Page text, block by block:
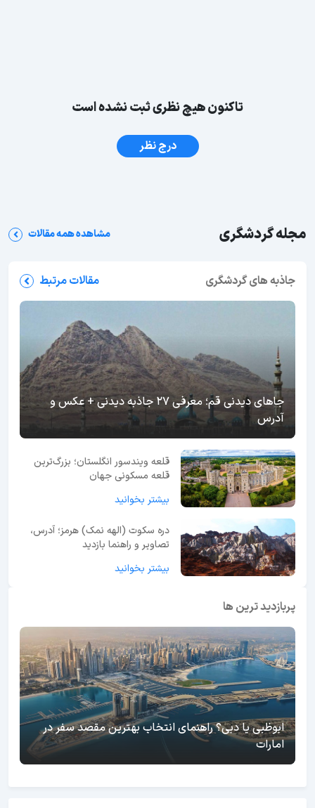
تاکنون هیچ نظری ثبت نشده است
درج نظر
مجله گردشگری مشاهده همه مقالات
جاذبه های گردشگری مقالات مرتبط
جاهای دیدنی قم؛ معرفی 27 جاذبه دیدنی + عکس و
آدرس
قلعه ویندسور انگلستان؛ بزرگ‌ترین
قلعه مسکونی جهان
بیشتر بخوانید
دره سکوت (الهه نمک) هرمز؛ آدرس،
تصاویر و راهنما بازدید
بیشتر بخوانید
پربازدید ترین ها
ابوظبی یا دبی؟ راهنمای انتخاب بهترین مقصد سفر در
امارات